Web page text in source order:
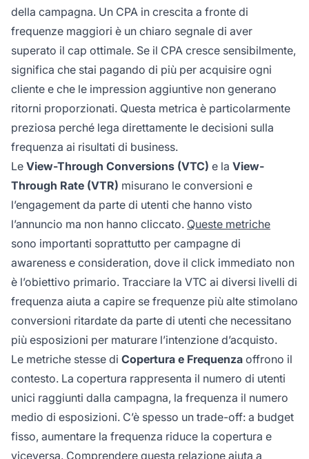
della campagna. Un CPA in crescita a fronte di
frequenze maggiori è un chiaro segnale di aver
superato il cap ottimale. Se il CPA cresce sensibilmente,
significa che stai pagando di più per acquisire ogni
cliente e che le impression aggiuntive non generano
ritorni proporzionati. Questa metrica è particolarmente
preziosa perché lega direttamente le decisioni sulla
frequenza ai risultati di business.
Le View-Through Conversions (VTC) e la View-
Through Rate (VTR) misurano le conversioni e
l’engagement da parte di utenti che hanno visto
l’annuncio ma non hanno cliccato. Queste metriche
sono importanti soprattutto per campagne di
awareness e consideration, dove il click immediato non
è l’obiettivo primario. Tracciare la VTC ai diversi livelli di
frequenza aiuta a capire se frequenze più alte stimolano
conversioni ritardate da parte di utenti che necessitano
più esposizioni per maturare l’intenzione d’acquisto.
Le metriche stesse di Copertura e Frequenza offrono il
contesto. La copertura rappresenta il numero di utenti
unici raggiunti dalla campagna, la frequenza il numero
medio di esposizioni. C’è spesso un trade-off: a budget
fisso, aumentare la frequenza riduce la copertura e
viceversa. Comprendere questa relazione aiuta a